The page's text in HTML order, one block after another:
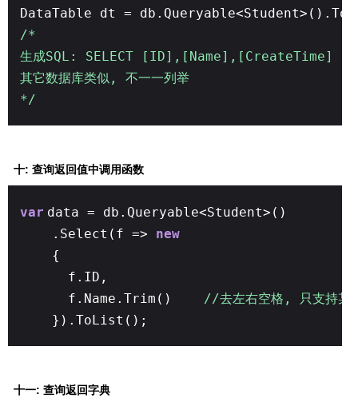
DataTable dt =
/*
生成SQL: SELECT [ID],[Name],[CreateTime]
其它数据库类似, 不一一列举
*/
十: 查询返回值中调用函数
var data = db.Queryable<Student>()
.Select(f => new
{
f.ID,
f.Name.Trim() //去左右空格, 只支持
}).ToList();
十一: 查询返回字典